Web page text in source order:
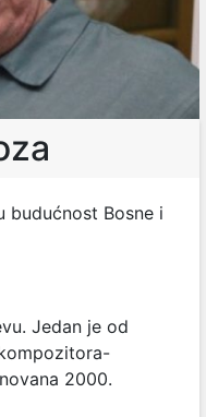
budućnost Bosne i
Jedan je od
2000.